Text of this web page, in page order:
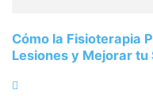
Cómo la Fisioterapia
Lesiones y Mejorar tu